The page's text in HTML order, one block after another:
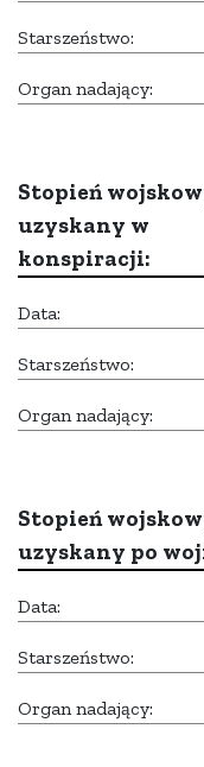
Starszeństwo:
Organ nadający:
Stopień
uzyskany w
konspiracji:
Data:
Starszeństwo:
Organ nadający:
Stopień
uzyskany po
Data:
Starszeństwo:
Organ nadający: